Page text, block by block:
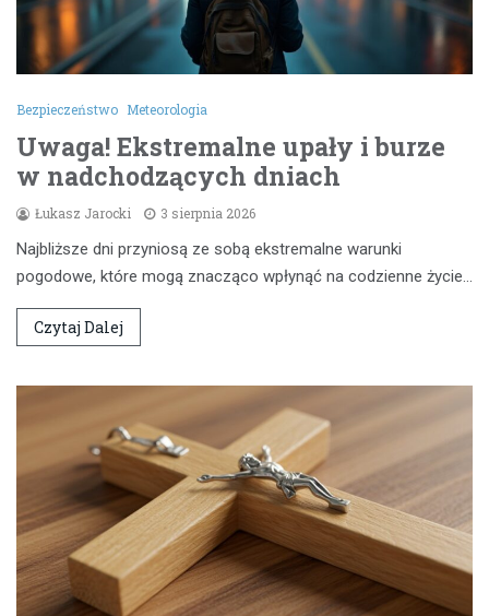
Bezpieczeństwo Meteorologia
Uwaga! Ekstremalne upały i burze
w nadchodzących dniach
Łukasz Jarocki 3 sierpnia 2026
Najbliższe dni przyniosą ze sobą ekstremalne warunki
pogodowe, które mogą znacząco wpłynąć na codzienne życie…
Czytaj Dalej